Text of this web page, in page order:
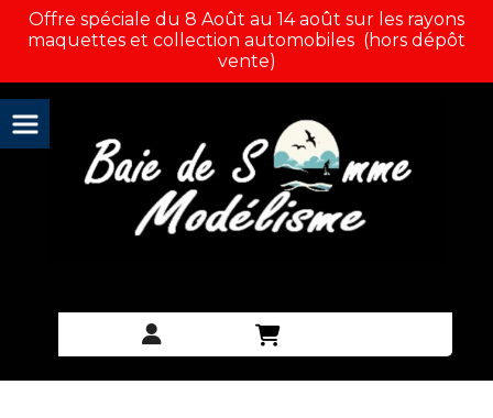
Offre spéciale du 8 Août au 14 août sur les rayons
maquettes et collection automobiles (hors dépôt
vente)
Panneau de gestion des cookies